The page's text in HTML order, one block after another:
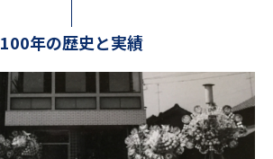
100年の歴史と実績